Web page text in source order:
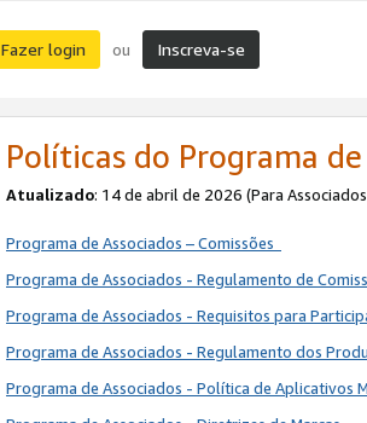
Fazer login ou Inscreva-se
Políticas do Programa
Atualizado: 14 de abril de 2026 (Para
Programa de Associados – Comissões
Programa de Associados - Regulamento de
Programa de Associados - Requisitos para
Programa de Associados - Regulamento dos
Programa de Associados - Política de Aplicativos